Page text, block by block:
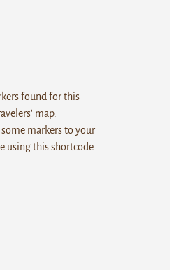
found for this
map.
some markers to your
using this shortcode.